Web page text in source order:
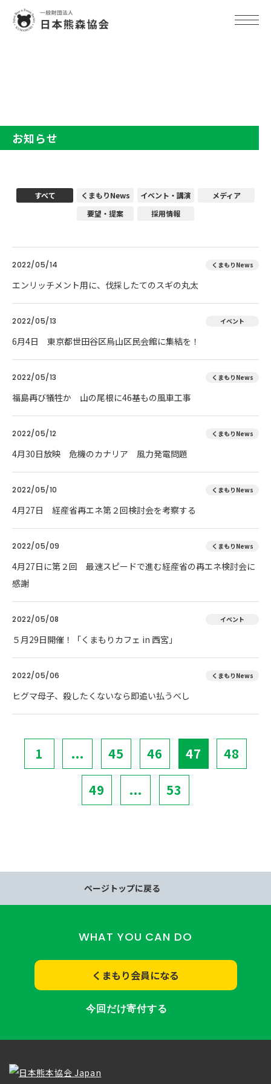
お知らせ
すべて くまもりNews イベント・講演
メディア
要望・提案
採用情報
2022/05/14 くまもりNews
エンリッチメント用に、伐採したてのスギの丸太
2022/05/13 イベント
6月4日 東京都世田谷区烏山区民会館に集結を！
2022/05/13 くまもりNews
福島再び犠牲か 山の尾根に46基もの風車工事
2022/05/12 くまもりNews
4月30日放映 危機のカナリア 風力発電問題
2022/05/10 くまもりNews
4月27日 経産省再エネ第２回検討会を考察する
2022/05/09 くまもりNews
4月27日に第２回 最速スピードで進む経産省の再エネ検討会に
感謝
2022/05/08 イベント
５月29日開催！「くまもりカフェ in 西宮」
2022/05/06 くまもりNews
ヒグマ母子、殺したくないなら即追い払うべし
1 ... 45 46 47 48
49 ... 53
ページトップに戻る
WHAT YOU CAN DO
くまもり会員になる
今回だけ寄付する